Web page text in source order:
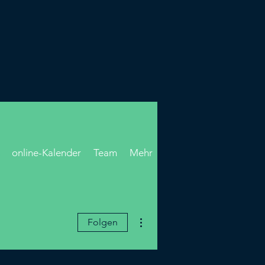
online-Kalender Team Mehr
Folgen